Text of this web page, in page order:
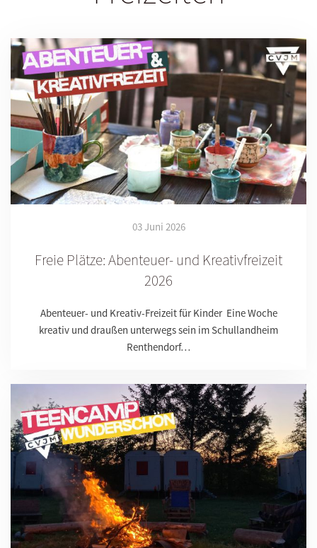
03 Juni 2026
Freie Plätze: Abenteuer- und Kreativfreizeit
2026
Abenteuer- und Kreativ-Freizeit für Kinder Eine Woche
kreativ und draußen unterwegs sein im Schullandheim
Renthendorf…